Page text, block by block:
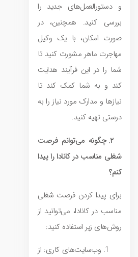
و دستورالعمل‌های جدید را
بررسی کنید. همچنین، در
صورت امکان، با یک وکیل
مهاجرت ماهر مشورت کنید تا
شما را در این فرآیند هدایت
کند و به شما کمک کند تا
نیازها و مدارک مورد نیاز را به
درستی تهیه کنید.
۲. چگونه می‌توانم فرصت
شغلی مناسب در کانادا را پیدا
کنم؟
برای پیدا کردن فرصت شغلی
مناسب در کانادا، می‌توانید از
روش‌های زیر استفاده کنید:
وب‌سایت‌های کاری: از